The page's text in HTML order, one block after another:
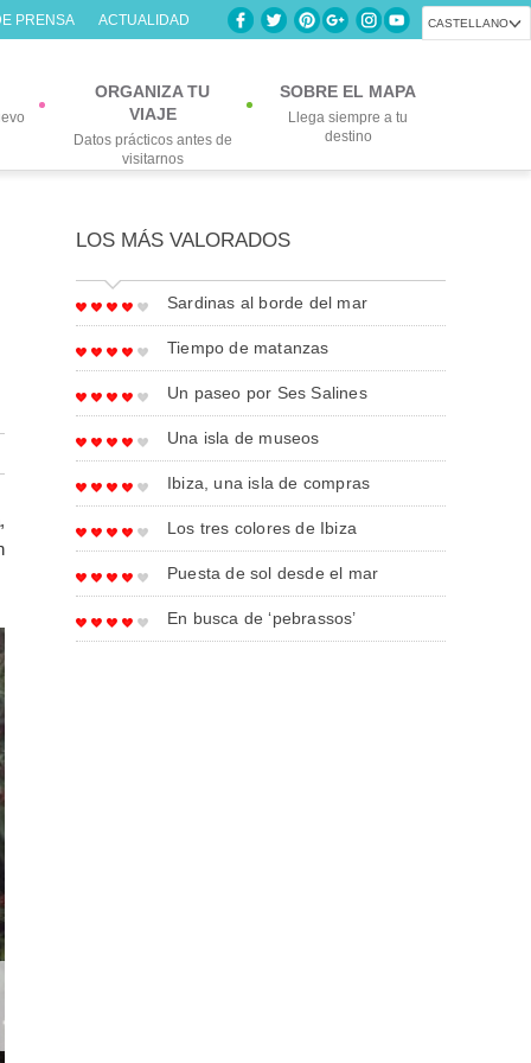
CASTELLANO
PRENSA ACTUALIDAD
ORGANIZA TU
VIAJE
Datos prácticos antes de
visitarnos
SOBRE EL MAPA
Llega siempre a tu
destino
,
LOS MÁS VALORADOS
Sardinas al borde del mar
Tiempo de matanzas
Un paseo por Ses Salines
Una isla de museos
Ibiza, una isla de compras
Los tres colores de Ibiza
Puesta de sol desde el mar
En busca de ‘pebrassos’